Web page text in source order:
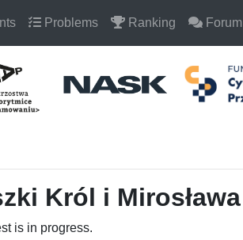
Problems Ranking Forum
Król i
is in progress.